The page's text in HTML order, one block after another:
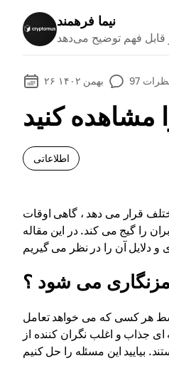
نیما فرهمند
۲۶ بهمن ۱۴۰۲ 97
مشاهده کنید
اطلاعاتی
قرار می دهد ، گاهی اوقات
را گیج می کند. در این مقاله
می شود ؟
هر کسی که می خواهد تعامل
جذاب و اغلب نگران کننده از